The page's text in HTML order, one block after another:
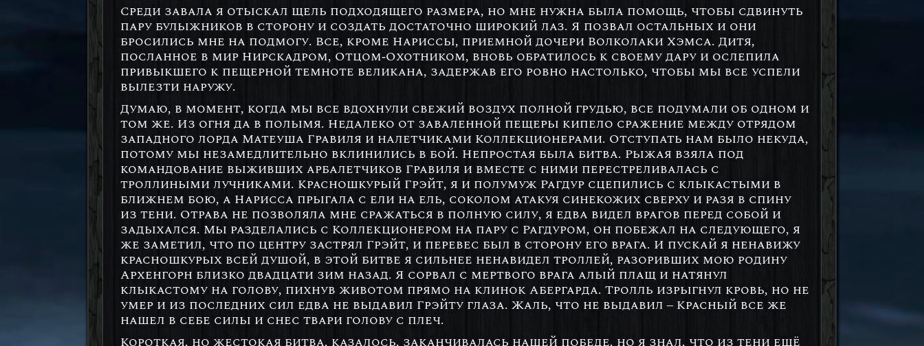
Среди завала я отыскал щель подходящего размера, но мне нужна была помощь, чтобы сдвинуть
пару булыжников в сторону и создать достаточно широкий лаз. Я позвал остальных и они
бросились мне на подмогу. Все, кроме Нариссы, приемной дочери Волколаки Хэмса. Дитя,
посланное в мир Нирскадром, Отцом-Охотником, вновь обратилось к своему дару и ослепила
привыкшего к пещерной темноте великана, задержав его ровно настолько, чтобы мы все успели
вылезти наружу.
Думаю, в момент, когда мы все вдохнули свежий воздух полной грудью, все подумали об одном и
том же. Из огня да в полымя. Недалеко от заваленной пещеры кипело сражение между отрядом
западного лорда Матеуша Гравиля и налетчиками Коллекционерами. Отступать нам было некуда,
потому мы незамедлительно вклинились в бой. Непростая была битва. Рыжая взяла под
командование выживших арбалетчиков Гравиля и вместе с ними перестреливалась с
троллиными лучниками. Красношкурый Грэйт, я и полумуж Рагдур сцепились с клыкастыми в
ближнем бою, а Нарисса прыгала с ели на ель, соколом атакуя синекожих сверху и разя в спину
из тени. Отрава не позволяла мне сражаться в полную силу, я едва видел врагов перед собой и
задыхался. Мы разделались с Коллекционером на пару с Рагдуром, он побежал на следующего, я
же заметил, что по центру застрял Грэйт, и перевес был в сторону его врага. И пускай я ненавижу
красношкурых всей душой, в этой битве я сильнее ненавидел троллей, разоривших мою родину
Архенгорн близко двадцати зим назад. Я сорвал с мертвого врага алый плащ и натянул
клыкастому на голову, пихнув животом прямо на клинок Абергарда. Тролль изрыгнул кровь, но не
умер и из последних сил едва не выдавил Грэйту глаза. Жаль, что не выдавил – Красный все же
нашел в себе силы и снес твари голову с плеч.